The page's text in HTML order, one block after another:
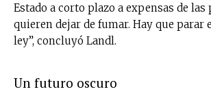
Estado a corto plazo a expensas de las
quieren dejar de fumar. Hay que parar
ley”, concluyó Landl.
Un futuro oscuro